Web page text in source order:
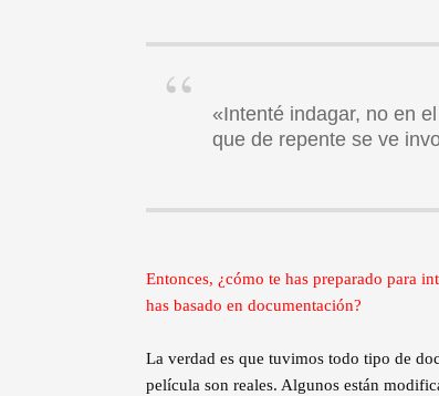
«Intenté indagar, no en
que de repente se ve
Entonces, ¿cómo te has preparado para
has basado en documentación?
La verdad es que tuvimos todo tipo de
película son reales. Algunos están